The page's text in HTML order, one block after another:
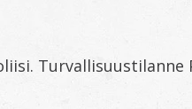
Turvallisuustilanne